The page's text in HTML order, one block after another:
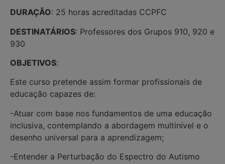
DURAÇÃO: 25 horas acreditadas CCPFC
DESTINATÁRIOS: Professores dos Grupos 910, 920 e
930
OBJETIVOS:
Este curso pretende assim formar profissionais de
educação capazes de:
-Atuar com base nos fundamentos de uma educação
inclusiva, contemplando a abordagem multinível e o
desenho universal para a aprendizagem;
-Entender a Perturbação do Espectro do Autismo